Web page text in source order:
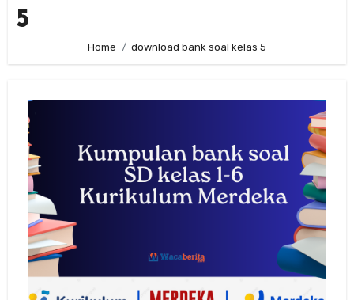
5
Home download bank soal kelas 5